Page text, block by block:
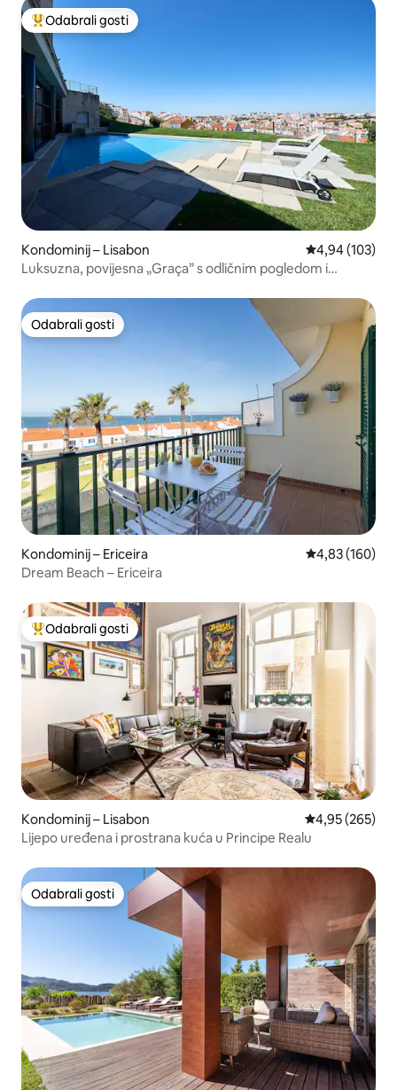
Među najviše rangiranima s oznakom „Odabrali gosti”
Odabrali gosti
Kondominij – Lisabon Prosječna
4,94 (103)
Luksuzna, povijesna „Graça” s odličnim pogledom i
Odabrali gosti
Odabrali gosti
Kondominij – Ericeira Prosječna
4,83 (160)
Dream Beach – Ericeira
Među najviše rangiranima s oznakom „Odabrali gosti”
Odabrali gosti
Kondominij – Lisabon Prosječna
4,95 (265)
Lijepo uređena i prostrana kuća u Principe Realu
Odabrali gosti
Odabrali gosti